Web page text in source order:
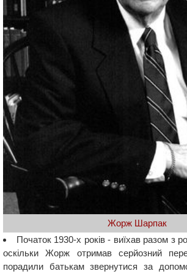
Жорж Шарпак
Початок 1930-х років - виїхав разом з
оскільки Жорж отримав серйозний
порадили батькам звернутися за